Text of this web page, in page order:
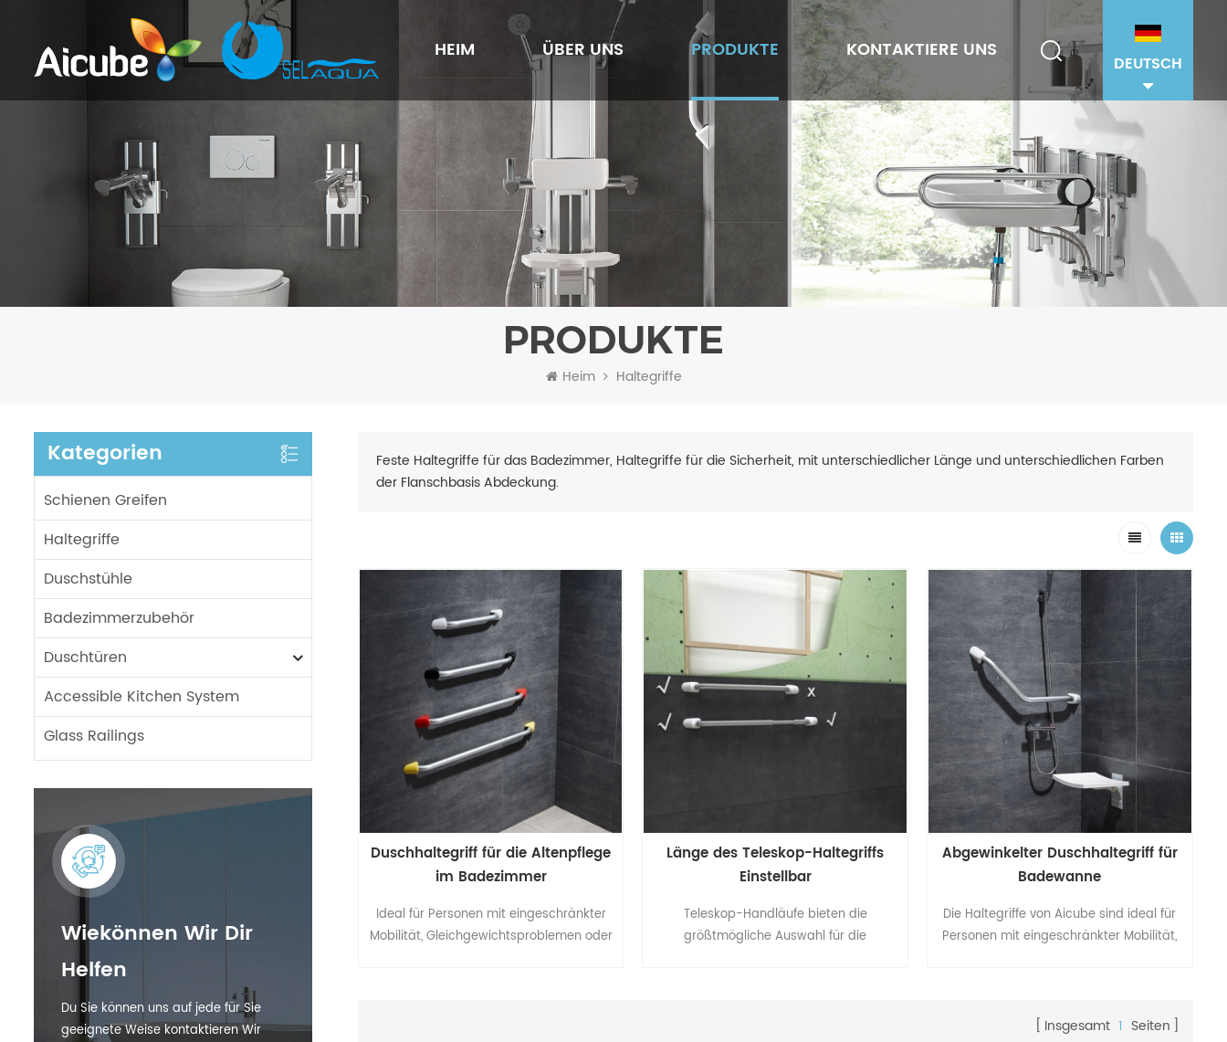
DEUTSCH
HEIM ÜBER UNS PRODUKTE KONTAKTIERE UNS
PRODUKTE
Heim Haltegriffe
Kategorien
Schienen Greifen
Haltegriffe
Duschstühle
Badezimmerzubehör
Duschtüren
Accessible Kitchen System
Glass Railings
Wiekönnen Wir Dir
Helfen
Du Sie können uns auf jede für Sie
geeignete Weise kontaktieren Wir
Feste Haltegriffe für das Badezimmer, Haltegriffe für die Sicherheit, mit unterschiedlicher Länge und unterschiedlichen Farben
der Flanschbasis Abdeckung.
Duschhaltegriff für die Altenpflege
im Badezimmer
Ideal für Personen mit eingeschränkter
Mobilität, Gleichgewichtsproblemen oder
Länge des Teleskop-Haltegriffs
Einstellbar
Teleskop-Handläufe bieten die
größtmögliche Auswahl für die
Abgewinkelter Duschhaltegriff für
Badewanne
Die Haltegriffe von Aicube sind ideal für
Personen mit eingeschränkter Mobilität,
Aluminium erhöht die Stabilität für mehr
Insgesamt 1 Seiten